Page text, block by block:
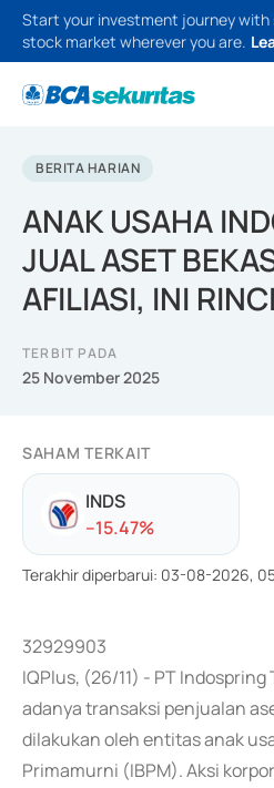
Start your investment journey
stock market wherever you are.
BERITA HARIAN
ANAK USAHA
JUAL ASET
AFILIASI, INI
TERBIT PADA
25 November 2025
SAHAM TERKAIT
INDS
--15.47%
Terakhir diperbarui: 03-08-2026,
32929903
IQPlus, (26/11) - PT
adanya transaksi penjualan
dilakukan oleh entitas anak
Primamurni (IBPM). Aksi